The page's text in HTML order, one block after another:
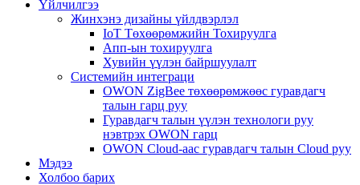
Үйлчилгээ
Жинхэнэ дизайны үйлдвэрлэл
IoT Төхөөрөмжийн Тохируулга
Апп-ын тохируулга
Хувийн үүлэн байршуулалт
Системийн интеграци
OWON ZigBee төхөөрөмжөөс гуравдагч
талын гарц руу
Гуравдагч талын үүлэн технологи руу
нэвтрэх OWON гарц
OWON Cloud-аас гуравдагч талын Cloud руу
Мэдээ
Холбоо барих